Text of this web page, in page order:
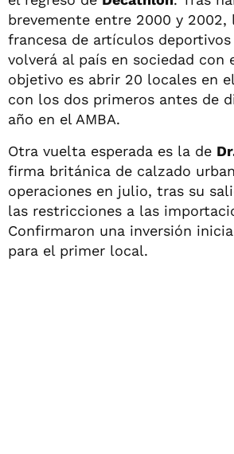
brevemente entre 2000 y 2002,
francesa de artículos
volverá al país en sociedad con
objetivo es abrir 20 locales en
con los dos primeros antes de
año en el AMBA.
Otra vuelta esperada es la de
firma británica de calzado
operaciones en julio, tras su
las restricciones a las
Confirmaron una inversión
para el primer local.